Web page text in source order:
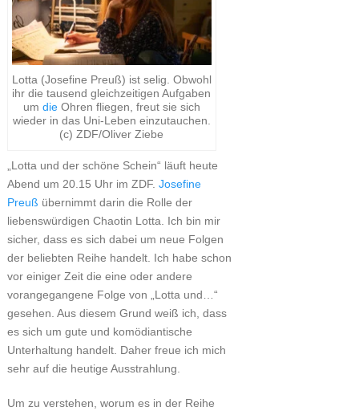
Lotta (Josefine Preuß) ist selig. Obwohl
ihr die tausend gleichzeitigen Aufgaben
um dieOhren fliegen, freut sie sich
wieder in das Uni-Leben einzutauchen.
(c) ZDF/Oliver Ziebe
„Lotta und der schöne Schein“ läuft heute
Abend um 20.15 Uhr im ZDF. Josefine
Preuß übernimmt darin die Rolle der
liebenswürdigen Chaotin Lotta. Ich bin mir
sicher, dass es sich dabei um neue Folgen
der beliebten Reihe handelt. Ich habe schon
vor einiger Zeit die eine oder andere
vorangegangene Folge von „Lotta und…“
gesehen. Aus diesem Grund weiß ich, dass
es sich um gute und komödiantische
Unterhaltung handelt. Daher freue ich mich
sehr auf die heutige Ausstrahlung.
Um zu verstehen, worum es in der Reihe